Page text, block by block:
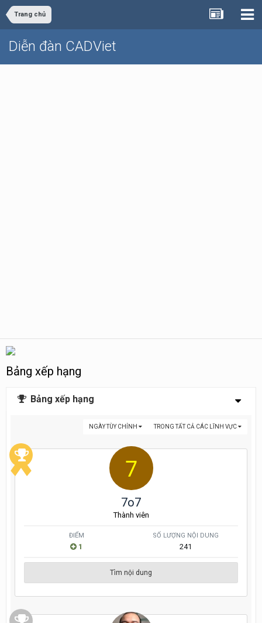
Trang chủ
Diễn đàn CADViet
Bảng xếp hạng
Bảng xếp hạng
TRONG TẤT CẢ CÁC LĨNH VỰC
NGÀY TÙY CHỈNH
7o7
Thành viên
ĐIỂM
1
SỐ LƯỢNG NỘI DUNG
241
Tìm nội dung